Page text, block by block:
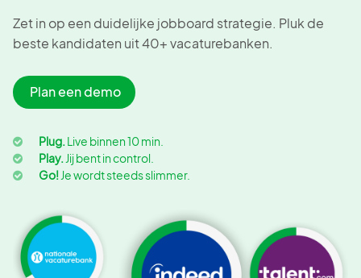
Zet in op een duidelijke jobboard strategie. Pluk de
beste kandidaten uit 40+ vacaturebanken.
Plan een demo
Plug.Live binnen 10 min.
Play.Jij bent in control.
Go!Je wordt steeds slimmer.